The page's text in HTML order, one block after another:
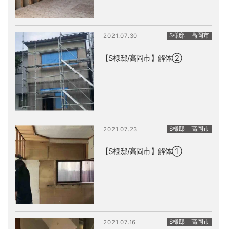
2021.07.30
【S様邸/高岡市】解体②
S様邸 高岡市
2021.07.23
【S様邸/高岡市】解体①
S様邸 高岡市
2021.07.16 S様邸 高岡市